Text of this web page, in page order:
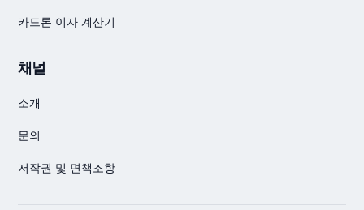
카드론 이자 계산기
채널
소개
문의
저작권 및 면책조항